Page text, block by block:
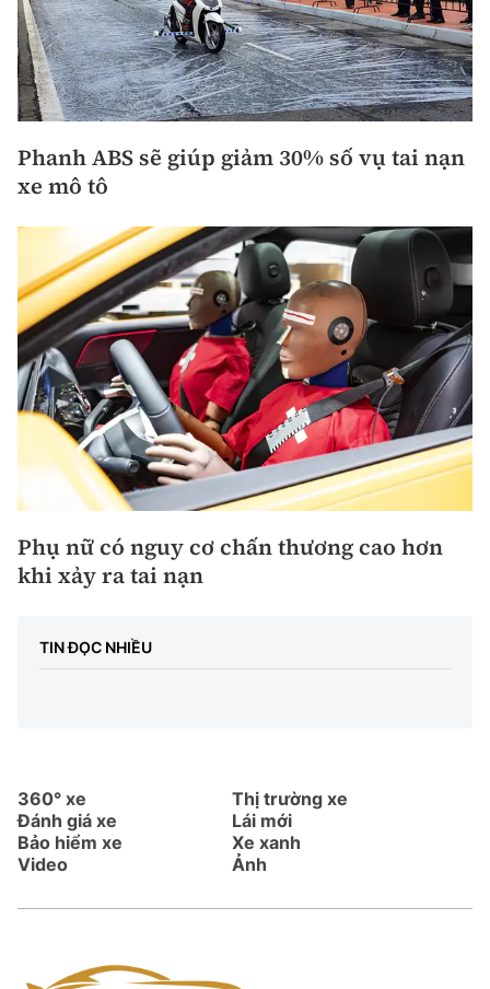
Phanh ABS sẽ giúp giảm 30% số vụ tai nạn
xe mô tô
Phụ nữ có nguy cơ chấn thương cao hơn
khi xảy ra tai nạn
TIN ĐỌC NHIỀU
360° xe
Thị trường xe
Đánh giá xe
Lái mới
Bảo hiểm xe
Xe xanh
Video
Ảnh